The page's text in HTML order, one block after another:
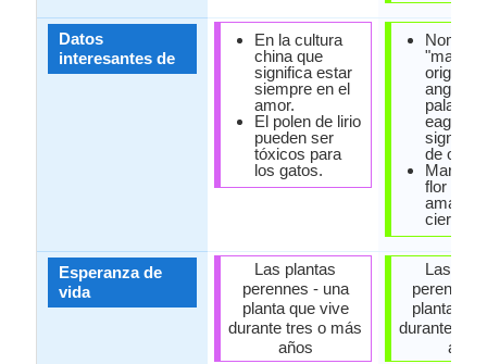
Datos
interesantes de
Esperanza de
vida
En la cultura
china que
significa estar
siempre en el
amor.
El polen de lirio
pueden ser
tóxicos para
los gatos.
Las plantas
perennes - una
planta que vive
durante tres o más
años
Nombre
origina
palabra
eage",
significa
de ojos".
flor se
cierra
Las
perennes
planta
durante
años